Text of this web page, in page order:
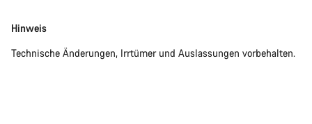
Hinweis
Technische Änderungen, Irrtümer und Auslassungen vorbehalten.